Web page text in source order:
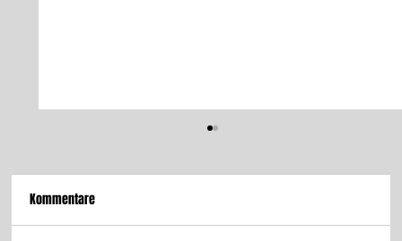
Sex sells!
Kommentare